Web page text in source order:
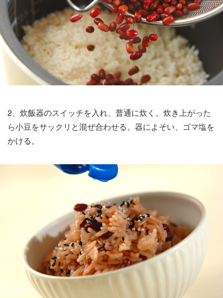
2、炊飯器のスイッチを入れ、普通に炊く。炊き上がった
ら小豆をサックリと混ぜ合わせる。器によそい、ゴマ塩を
かける。